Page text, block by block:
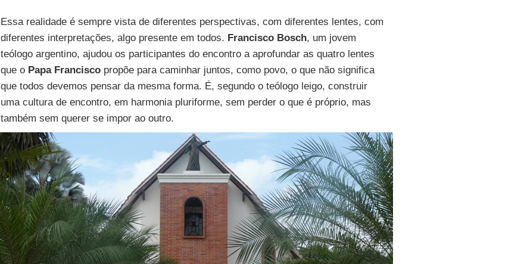
Essa realidade é sempre vista de diferentes perspectivas, com diferentes lentes, com
diferentes interpretações, algo presente em todos. Francisco Bosch, um jovem
teólogo argentino, ajudou os participantes do encontro a aprofundar as quatro lentes
que o Papa Franciscopropõe para caminhar juntos, como povo, o que não significa
que todos devemos pensar da mesma forma. É, segundo o teólogo leigo, construir
uma cultura de encontro, em harmonia pluriforme, sem perder o que é próprio, mas
também sem querer se impor ao outro.